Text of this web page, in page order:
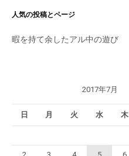
人気の投稿とページ
暇を持て余したアル中の遊び
2017年7月
日 月 火 水 木